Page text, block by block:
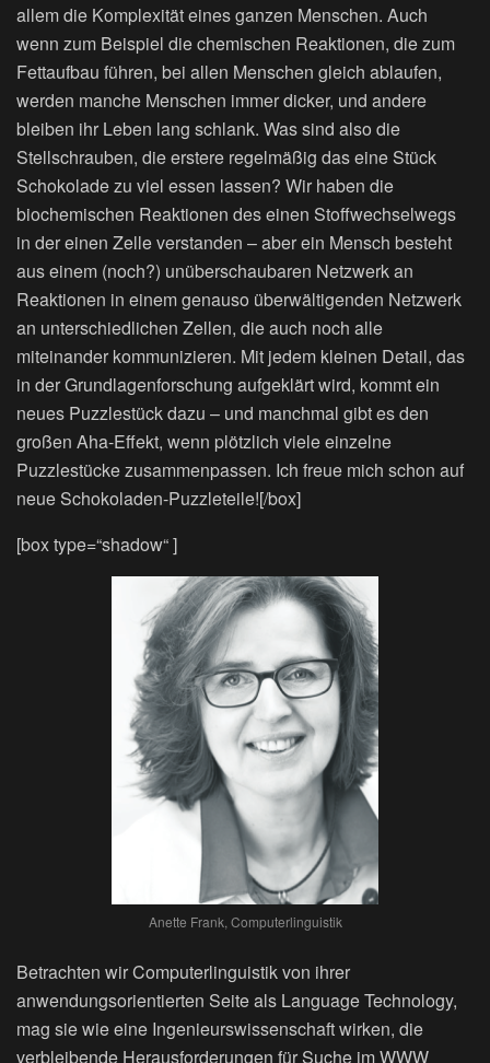
allem die Komplexität eines ganzen Menschen. Auch
wenn zum Beispiel die chemischen Reaktionen, die zum
Fettaufbau führen, bei allen Menschen gleich ablaufen,
werden manche Menschen immer dicker, und andere
bleiben ihr Leben lang schlank. Was sind also die
Stellschrauben, die erstere regelmäßig das eine Stück
Schokolade zu viel essen lassen? Wir haben die
biochemischen Reaktionen des einen Stoffwechselwegs
in der einen Zelle verstanden – aber ein Mensch besteht
aus einem (noch?) unüberschaubaren Netzwerk an
Reaktionen in einem genauso überwältigenden Netzwerk
an unterschiedlichen Zellen, die auch noch alle
miteinander kommunizieren. Mit jedem kleinen Detail, das
in der Grundlagenforschung aufgeklärt wird, kommt ein
neues Puzzlestück dazu – und manchmal gibt es den
großen Aha-Effekt, wenn plötzlich viele einzelne
Puzzlestücke zusammenpassen. Ich freue mich schon auf
neue Schokoladen-Puzzleteile![/box]
[box type=“shadow“ ]
Anette Frank, Computerlinguistik
Betrachten wir Computerlinguistik von ihrer
anwendungsorientierten Seite als Language Technology,
mag sie wie eine Ingenieurswissenschaft wirken, die
verbleibende Herausforderungen für Suche im WWW